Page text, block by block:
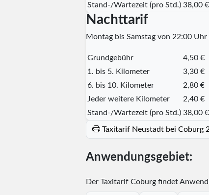
Stand-/Wartezeit (pro Std.) 38,00 €
Nachttarif
Montag bis Samstag von 22:00
Grundgebühr
4,50 €
1. bis 5. Kilometer
3,30 €
6. bis 10. Kilometer
2,80 €
Jeder weitere Kilometer
2,40 €
Stand-/Wartezeit (pro Std.) 38,00 €
Taxitarif Neustadt bei Coburg
Anwendungsgebiet:
Der Taxitarif Coburg findet